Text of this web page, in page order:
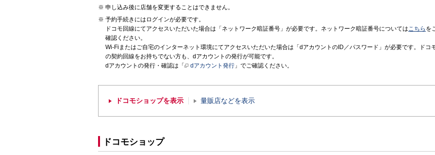
申し込み後に店舗を変更することはできません。
予約手続きにはログインが必要です。
ドコモ回線にてアクセスいただいた場合は「ネットワーク暗証番号」が必要です。ネットワーク暗証番号についてはこちら を
確認ください。
Wi-Fiまたはご自宅のインターネット環境にてアクセスいただいた場合は「dアカウントのID／パスワード」が必要です。ドコ
の契約回線をお持ちでない方も、dアカウントの発行が可能です。
dアカウントの発行・確認は「
dアカウント発行 」でご確認ください。
ドコモショップを表示 量販店などを表示
ドコモショップ